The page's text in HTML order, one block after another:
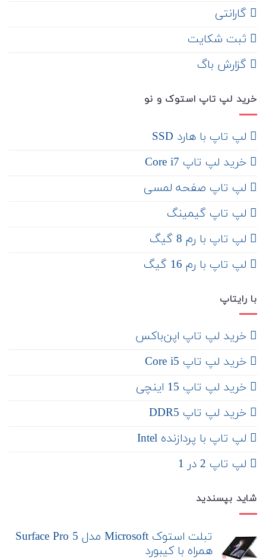
گارانتی
ثبت شکایت
‌ گزارش باگ
خرید لپ تاپ استوک و نو
لپ تاپ با هارد SSD
خرید لپ تاپ Core i7
لپ تاپ صفحه لمسی
لپ تاپ گیمینگ
لپ تاپ با رم 8 گیگ
لپ تاپ با رم 16 گیگ
با رایتاپ
‌ خرید لپ تاپ اپن‌باکس
خرید لپ تاپ Core i5
‌‌ خرید لپ تاپ 15 اینچی
خرید لپ تاپ DDR5
لپ تاپ با پردازنده Intel
لپ تاپ 2 در 1
شاید بپسندید
تبلت استوک Microsoft مدل Surface Pro 5
همراه با کیبورد